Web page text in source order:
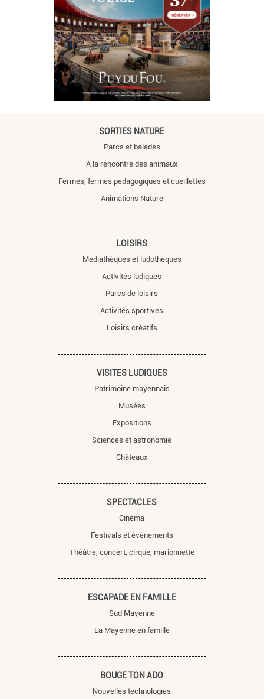
SORTIES NATURE
Parcs et balades
A la rencontre des animaux
Fermes, fermes pédagogiques et cueillettes
Animations Nature
LOISIRS
Médiathèques et ludothèques
Activités ludiques
Parcs de loisirs
Activités sportives
Loisirs créatifs
VISITES LUDIQUES
Patrimoine mayennais
Musées
Expositions
Sciences et astronomie
Châteaux
SPECTACLES
Cinéma
Festivals et événements
Théâtre, concert, cirque, marionnette
ESCAPADE EN FAMILLE
Sud Mayenne
La Mayenne en famille
BOUGE TON ADO
Nouvelles technologies